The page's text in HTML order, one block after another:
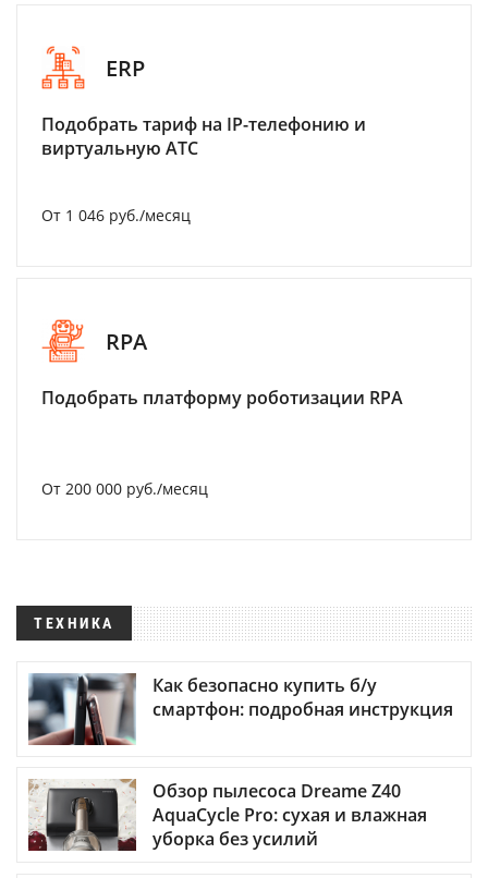
ERP
Подобрать тариф на IP-телефонию и
виртуальную АТС
От 1 046 руб./месяц
RPA
Подобрать платформу роботизации RPA
От 200 000 руб./месяц
ТЕХНИКА
Как безопасно купить б/у
смартфон: подробная инструкция
Обзор пылесоса Dreame Z40
AquaCycle Pro: сухая и влажная
уборка без усилий